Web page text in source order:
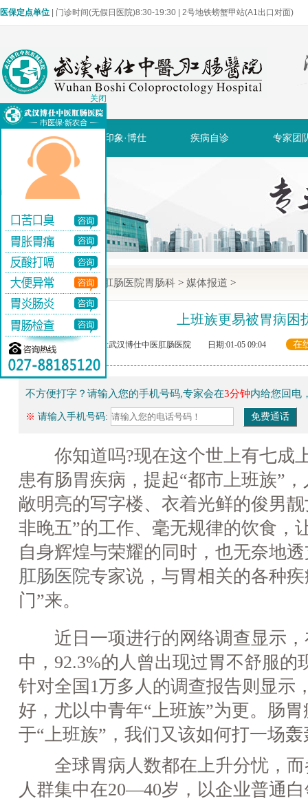
医保定点单位 | 门诊时间(无假日医院)8:30-19:30 | 2号地铁螃蟹甲站(A1出口对面)
网站首页 印象·博仕 疾病自诊 专家团
当前位置: 武汉博仕肛肠医院胃肠科 > 媒体报道 >
上班族更易被胃病困
来源:武汉博仕中医肛肠医院 日期:01-05 09:04 在
不方便打字？请输入您的手机号码,专家会在3分钟内给您回电
※ 请输入手机号码:
你知道吗?现在这个世上有七成
患有肠胃疾病，提起“都市上班族”
敞明亮的写字楼、衣着光鲜的俊男
非晚五”的工作、毫无规律的饮食，
自身辉煌与荣耀的同时，也无奈地
肛肠医院专家说，与胃相关的各种
门”来。
近日一项进行的网络调查显示，
中，92.3%的人曾出现过胃不舒服的
针对全国1万多人的调查报告则显示
好，尤以中青年“上班族”为更。肠
于“上班族”，我们又该如何打一场
全球胃病人数都在上升分忧，而
人群集中在20—40岁，以企业普通
关闭